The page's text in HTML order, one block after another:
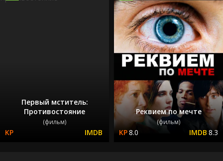
Первый мститель:
Противостояние
(фильм)
Реквием по мечте
(фильм)
8.0 8.3